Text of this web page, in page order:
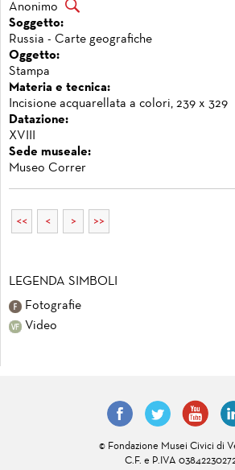
Anonimo
Soggetto:
Russia - Carte geografiche
Oggetto:
Stampa
Materia e tecnica:
Incisione acquarellata a colori, 239 x 329
Datazione:
XVIII
Sede museale:
Museo Correr
<< < > >>
LEGENDA SIMBOLI
Fotografie
Video
© Fondazione Musei Civici di
C.F. e P.IVA